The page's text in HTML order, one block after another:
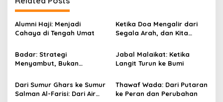
a
v
i
g
a
t
i
Alumni Haji: Menjadi
Cahaya di Tengah Umat
Ketika Doa Mengalir dari
Segala Arah, dan Kita
Badar: Strategi
Menyambut, Bukan
Jabal Malaikat: Ketika
Langit Turun ke Bumi
Dari Sumur Ghars ke Sumur
Salman Al-Farisi: Dari Air
Thawaf Wada: Dari Putaran
ke Peran dan Perubahan